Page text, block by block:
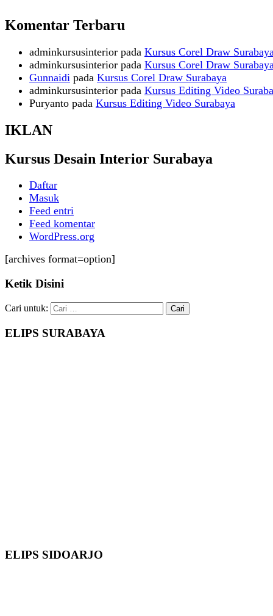
Komentar Terbaru
adminkursusinterior pada Kursus Corel Draw
adminkursusinterior pada Kursus Corel Draw
Gunnaidi pada Kursus Corel Draw Surabaya
adminkursusinterior pada Kursus Editing Video
Puryanto pada Kursus Editing Video Surabaya
IKLAN
Kursus Desain Interior Surabaya
Daftar
Masuk
Feed entri
Feed komentar
WordPress.org
[archives format=option]
Ketik Disini
Cari untuk:
ELIPS SURABAYA
ELIPS SIDOARJO